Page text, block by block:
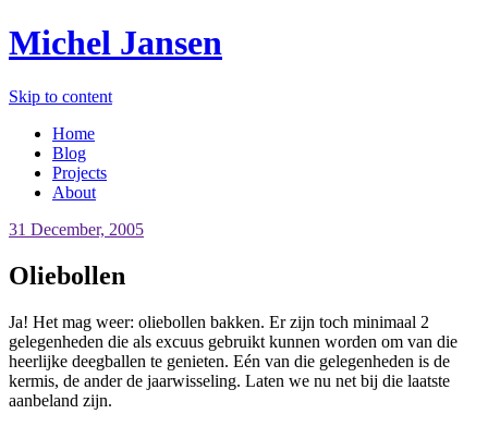
Michel Jansen
Skip to content
Home
Blog
Projects
About
31 December, 2005
Oliebollen
Ja! Het mag weer: oliebollen bakken. Er zijn toch minimaal 2
gelegenheden die als excuus gebruikt kunnen worden om van die
heerlijke deegballen te genieten. Eén van die gelegenheden is de
kermis, de ander de jaarwisseling. Laten we nu net bij die laatste
aanbeland zijn.